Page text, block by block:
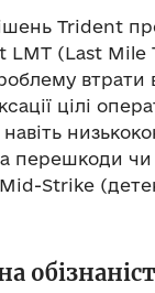
Trident
LMT (Last Mile
втрати
цілі
перешкоди
Strike